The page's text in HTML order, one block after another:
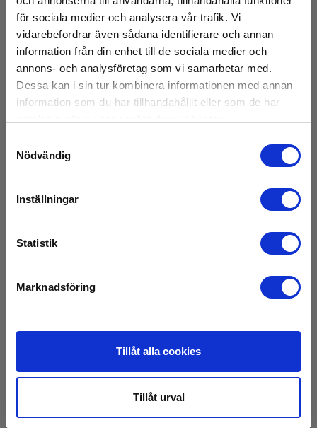
för sociala medier och analysera vår trafik. Vi
vidarebefordrar även sådana identifierare och annan
information från din enhet till de sociala medier och
annons- och analysföretag som vi samarbetar med.
Dessa kan i sin tur kombinera informationen med annan
information som du har tillhandahållit eller som de har
Nödvändig
Inställningar
Statistik
Marknadsföring
Tillåt alla cookies
Tillåt urval
Tång till Kewmate 2000
E-NR 4200185
På lager
395,00 SEK Exkl. moms
Läs mer